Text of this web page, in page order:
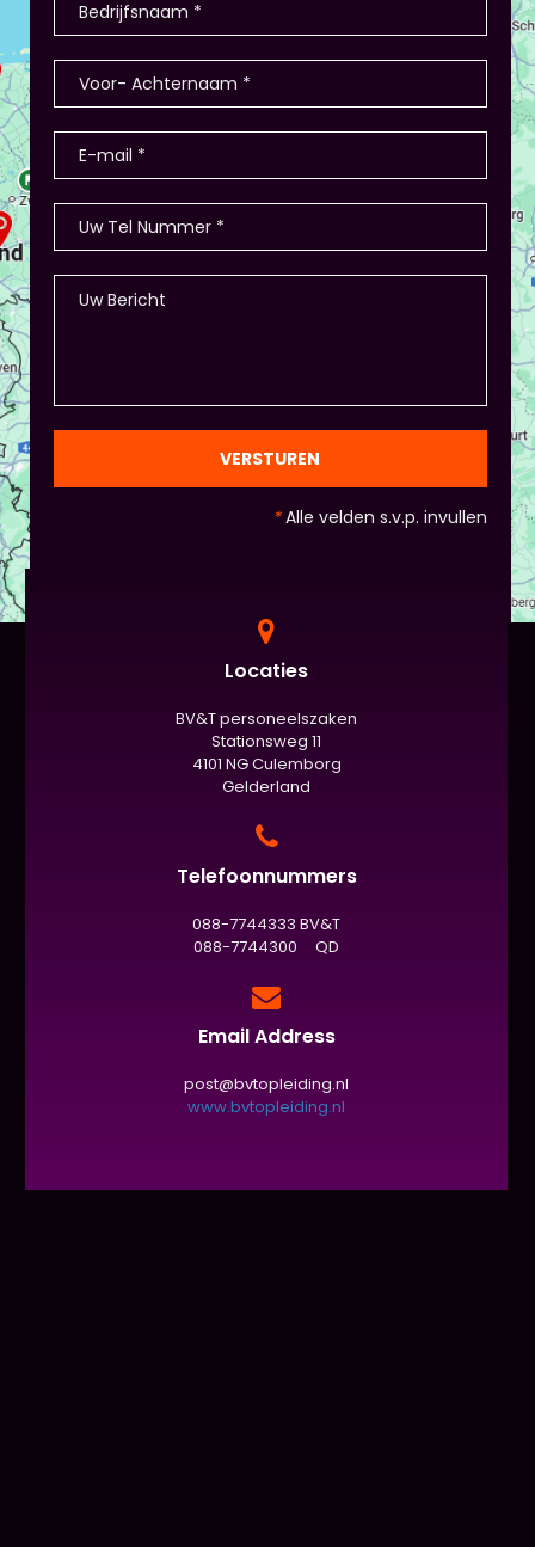
winkel/restaurant, verkopen deze en de
nemen ze de bestelling af? Hoe heten de
producten? - Of in Amsterdam 2 jaar terug: eerst
stellen de deelnemers zich voor (1-2 minuten
presentatie), hier waren ook winkeltjes, maar ook
memory met de producten, ze in categorieën
opdelen (grootte/kleur/soort) en andere spelletjes.
- Als je hierbij je eigen creativiteit in wil zetten is
dat altijd mogelijk! Maar: overleg dit dan wel met
Piet of hij dit wil in plaats van een eindpresentatie
+ zorg ervoor dat de deelnemers wel hun
en die van Piet en vervolgens de deelnemers:
gezien de eindpresentaties van 5 minuten de
officiële/vaste werkvorm zijn. Voor beginners is het
nog met spiekbriefje). - Vergeet het
evaluatieformulier niet :)
VERSTUREN
*Alle velden s.v.p. invullen
Locaties
BV&T personeelszaken
Stationsweg 11
4101 NG Culemborg
Gelderland
Telefoonnummers
088-7744333 BV&T
088-7744300 QD
Email Address
post@bvtopleiding.nl
www.bvtopleiding.nl